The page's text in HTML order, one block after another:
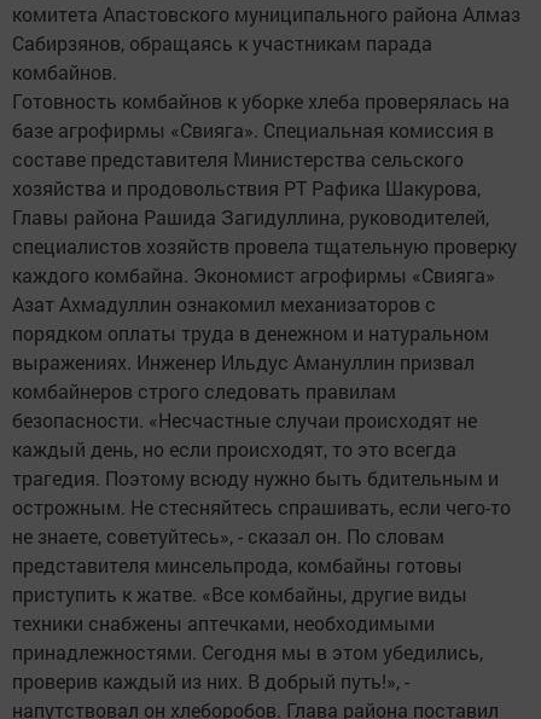
комитета Апастовского муниципального района Алмаз
Сабирзянов, обращаясь к участникам парада
комбайнов.
Готовность комбайнов к уборке хлеба проверялась на
базе агрофирмы «Свияга». Специальная комиссия в
составе представителя Министерства сельского
хозяйства и продовольствия РТ Рафика Шакурова,
Главы района Рашида Загидуллина, руководителей,
специалистов хозяйств провела тщательную проверку
каждого комбайна. Экономист агрофирмы «Свияга»
Азат Ахмадуллин ознакомил механизаторов с
порядком оплаты труда в денежном и натуральном
выражениях. Инженер Ильдус Амануллин призвал
комбайнеров строго следовать правилам
безопасности. «Несчастные случаи происходят не
каждый день, но если происходят, то это всегда
трагедия. Поэтому всюду нужно быть бдительным и
острожным. Не стесняйтесь спрашивать, если чего-то
не знаете, советуйтесь», - сказал он. По словам
представителя минсельпрода, комбайны готовы
приступить к жатве. «Все комбайны, другие виды
техники снабжены аптечками, необходимыми
принадлежностями. Сегодня мы в этом убедились,
проверив каждый из них. В добрый путь!», -
напутствовал он хлеборобов. Глава района поставил